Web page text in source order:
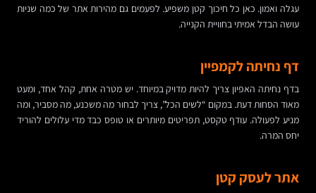
עגלה ואמון. כאן כל חיכוך קטן משפיע. לפעמים גם מהירות אתר של כמה שניות
עושה הבדל אמיתי בחוויית הקנייה.
דף נחיתה לקמפיין
בדף נחיתה האפיון צריך להיות מדויק במיוחד. יש מטרה אחת, קהל אחד, ומעט
מאוד הסחות דעת. במקום “לשים הכל”, צריך לבחור מה משכנע, מה מסביר, ומה
מניע לפעולה. עודף טקסט, תפריטים מיותרים או טופס כבד מדי עלולים להוריד
יחס המרה.
אתר לעסק קטן